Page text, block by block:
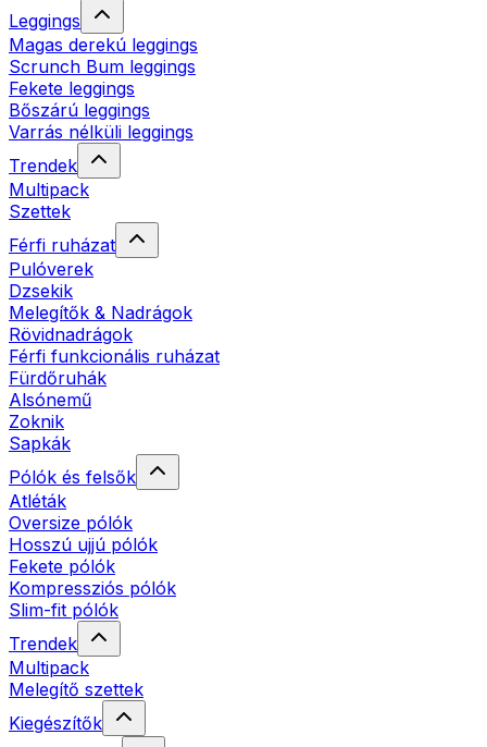
Leggings
Magas derekú leggings
Scrunch Bum leggings
Fekete leggings
Bőszárú leggings
Varrás nélküli leggings
Trendek
Multipack
Szettek
Férfi ruházat
Pulóverek
Dzsekik
Melegítők & Nadrágok
Rövidnadrágok
Férfi funkcionális ruházat
Fürdőruhák
Alsónemű
Zoknik
Sapkák
Pólók és felsők
Atléták
Oversize pólók
Hosszú ujjú pólók
Fekete pólók
Kompressziós pólók
Slim-fit pólók
Trendek
Multipack
Melegítő szettek
Kiegészítők